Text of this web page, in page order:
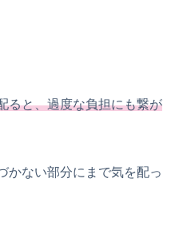
ると、過度な負担にも繋が
かない部分にまで気を配っ